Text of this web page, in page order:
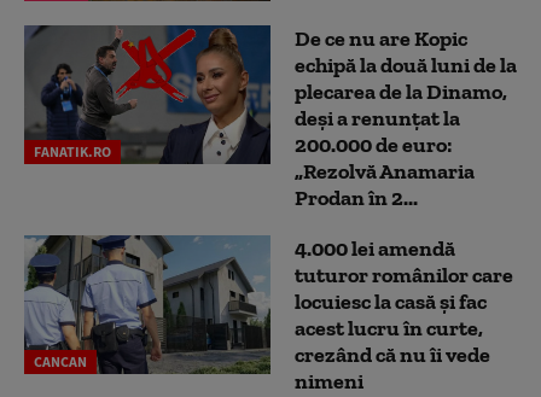
FANATIK.RO
De ce nu are Kopic
echipă la două luni de la
plecarea de la Dinamo,
deși a renunțat la
200.000 de euro:
„Rezolvă Anamaria
Prodan în 2...
CANCAN
4.000 lei amendă
tuturor românilor care
locuiesc la casă și fac
acest lucru în curte,
crezând că nu îi vede
nimeni